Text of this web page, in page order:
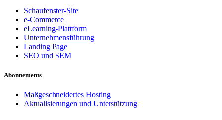
Schaufenster-Site
e-Commerce
eLearning-Plattform
Unternehmensführung
Landing Page
SEO und SEM
Abonnements
Maßgeschneidertes Hosting
Aktualisierungen und Unterstützung